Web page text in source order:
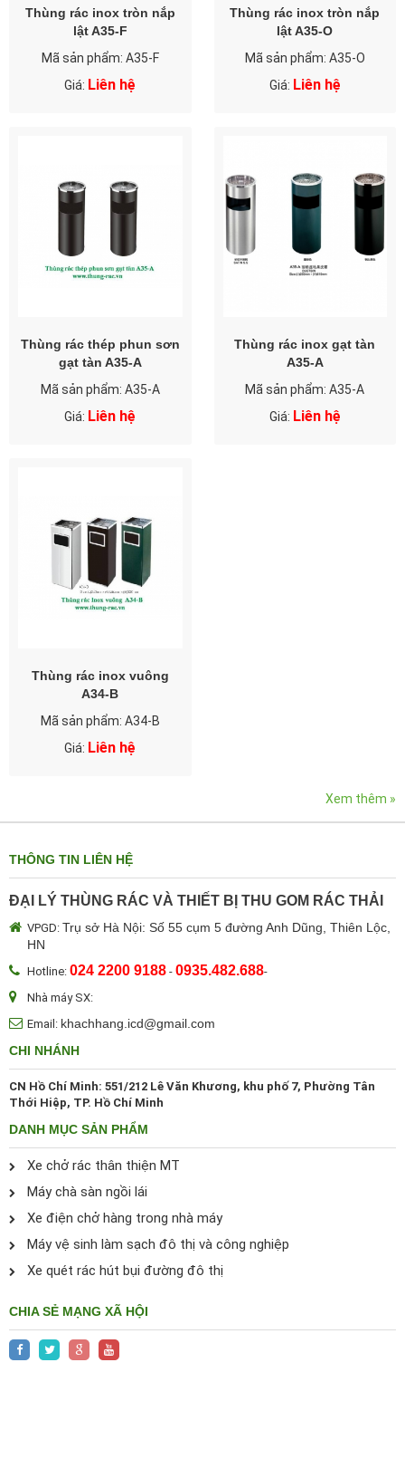
Thùng rác inox tròn nắp
lật A35-F
Mã sản phẩm: A35-F
Giá: Liên hệ
Thùng rác inox tròn nắp
lật A35-O
Mã sản phẩm: A35-O
Giá: Liên hệ
Thùng rác thép phun sơn
gạt tàn A35-A
Mã sản phẩm: A35-A
Giá: Liên hệ
Thùng rác inox gạt tàn
A35-A
Mã sản phẩm: A35-A
Giá: Liên hệ
Thùng rác inox vuông
A34-B
Mã sản phẩm: A34-B
Giá: Liên hệ
Xem thêm »
THÔNG TIN LIÊN HỆ
ĐẠI LÝ THÙNG RÁC VÀ THIẾT BỊ THU GOM RÁC THẢI
VPGD: Trụ sở Hà Nội: Số 55 cụm 5 đường Anh Dũng, Thiên Lộc,
HN
Hotline: 024 2200 9188 - 0935.482.688-
Nhà máy SX:
Email: khachhang.icd@gmail.com
CHI NHÁNH
CN Hồ Chí Minh: 551/212 Lê Văn Khương, khu phố 7, Phường Tân
Thới Hiệp, TP. Hồ Chí Minh
DANH MỤC SẢN PHẨM
Xe chở rác thân thiện MT
Máy chà sàn ngồi lái
Xe điện chở hàng trong nhà máy
Máy vệ sinh làm sạch đô thị và công nghiệp
Xe quét rác hút bụi đường đô thị
CHIA SẺ MẠNG XÃ HỘI